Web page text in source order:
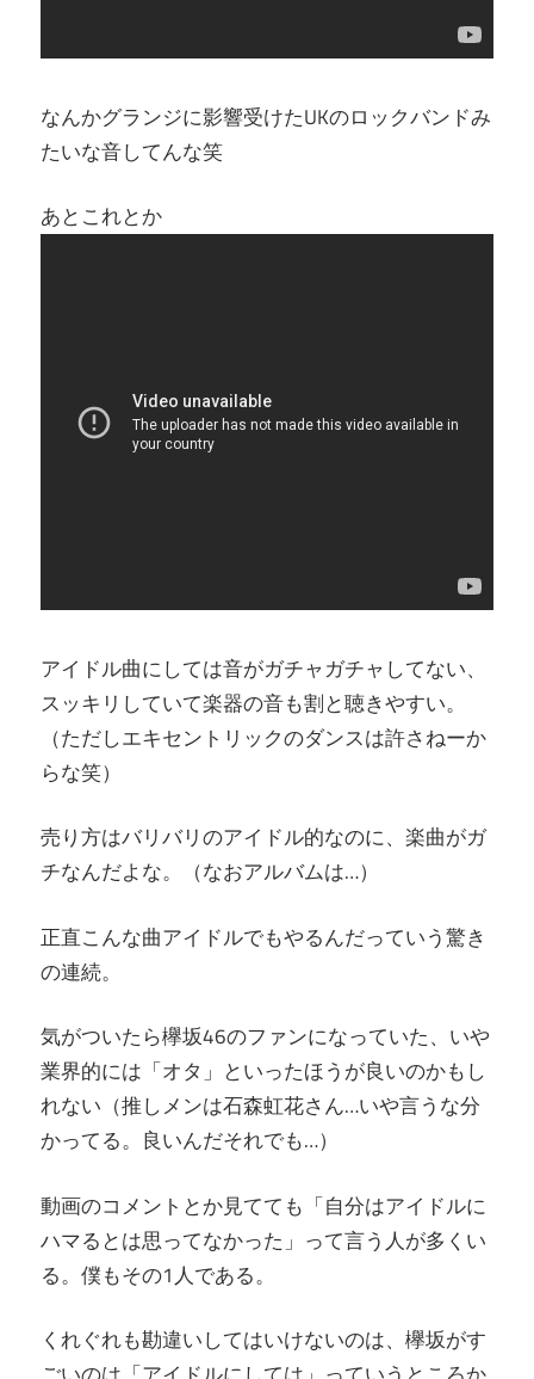
なんかグランジに影響受けたUKのロックバンドみ
たいな音してんな笑
あとこれとか
アイドル曲にしては音がガチャガチャしてない、
スッキリしていて楽器の音も割と聴きやすい。
（ただしエキセントリックのダンスは許さねーか
らな笑）
売り方はバリバリのアイドル的なのに、楽曲がガ
チなんだよな。（なおアルバムは…）
正直こんな曲アイドルでもやるんだっていう驚き
の連続。
気がついたら欅坂46のファンになっていた、いや
業界的には「オタ」といったほうが良いのかもし
れない（推しメンは石森虹花さん…いや言うな分
かってる。良いんだそれでも…）
動画のコメントとか見てても「自分はアイドルに
ハマるとは思ってなかった」って言う人が多くい
る。僕もその1人である。
くれぐれも勘違いしてはいけないのは、欅坂がす